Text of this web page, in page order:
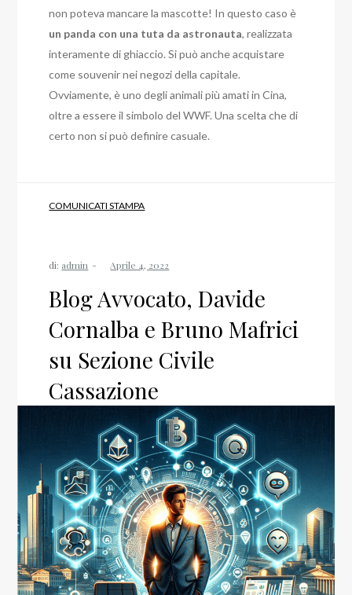
non poteva mancare la mascotte! In questo caso è
un panda con una tuta da astronauta, realizzata
interamente di ghiaccio. Si può anche acquistare
come souvenir nei negozi della capitale.
Ovviamente, è uno degli animali più amati in Cina,
oltre a essere il simbolo del WWF. Una scelta che di
certo non si può definire casuale.
COMUNICATI STAMPA
di: admin
Blog Avvocato, Davide
Cornalba e Bruno Mafrici
su Sezione Civile
Cassazione